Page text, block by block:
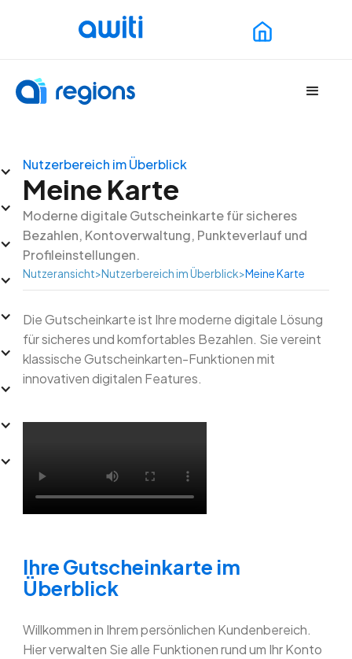
Nutzerbereich im Überblick
Meine Karte
Moderne digitale Gutscheinkarte für sicheres
Bezahlen, Kontoverwaltung, Punkteverlauf und
Profileinstellungen.
Nutzeransicht>Nutzerbereich im Überblick>Meine Karte
Die Gutscheinkarte ist Ihre moderne digitale Lösung
für sicheres und komfortables Bezahlen. Sie vereint
klassische Gutscheinkarten-Funktionen mit
innovativen digitalen Features.
Ihre Gutscheinkarte im
Überblick
Willkommen in Ihrem persönlichen Kundenbereich.
Hier verwalten Sie alle Funktionen rund um Ihr Konto